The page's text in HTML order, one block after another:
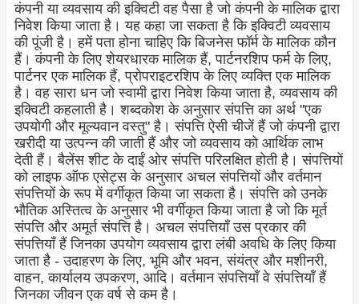
कंपनी या व्यवसाय की इक्विटी वह पैसा है जो कंपनी के मालिक द्वारा
निवेश किया जाता है। यह कहा जा सकता है कि इक्विटी व्यवसाय
की पूंजी है। हमें पता होना चाहिए कि बिजनेस फॉर्म के मालिक कौन
हैं। कंपनी के लिए शेयरधारक मालिक हैं, पार्टनरशिप फर्म के लिए,
पार्टनर एक मालिक हैं, प्रोपराइटरशिप के लिए व्यक्ति एक मालिक
है। वह सारा धन जो स्वामी द्वारा निवेश किया जाता है, व्यवसाय की
इक्विटी कहलाती है। शब्दकोश के अनुसार संपत्ति का अर्थ "एक
उपयोगी और मूल्यवान वस्तु" है। संपत्ति ऐसी चीजें हैं जो कंपनी द्वारा
खरीदी या उत्पन्न की जाती हैं और जो व्यवसाय को आर्थिक लाभ
देती हैं। बैलेंस शीट के दाईं ओर संपत्ति परिलक्षित होती है। संपत्तियों
को लाइफ ऑफ एसेट्स के अनुसार अचल संपत्तियों और वर्तमान
संपत्तियों के रूप में वर्गीकृत किया जा सकता है। संपत्ति को उनके
भौतिक अस्तित्व के अनुसार भी वर्गीकृत किया जाता है जो कि मूर्त
संपत्ति और अमूर्त संपत्ति है। अचल संपत्तियाँ उस प्रकार की
संपत्तियाँ हैं जिनका उपयोग व्यवसाय द्वारा लंबी अवधि के लिए किया
जाता है - उदाहरण के लिए, भूमि और भवन, संयंत्र और मशीनरी,
वाहन, कार्यालय उपकरण, आदि। वर्तमान संपत्तियाँ वे संपत्तियाँ हैं
जिनका जीवन एक वर्ष से कम है।